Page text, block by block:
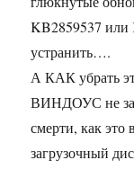
KB2859537 или
устранить….
А КАК убрать
ВИНДОУС не
смерти, как это
загрузочный